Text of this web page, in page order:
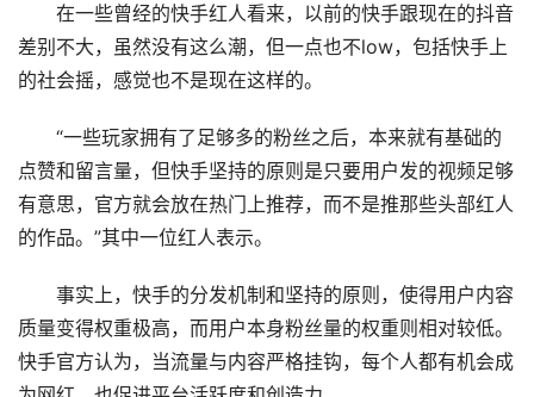
在一些曾经的快手红人看来，以前的快手跟现在的抖音
差别不大，虽然没有这么潮，但一点也不low，包括快手上
的社会摇，感觉也不是现在这样的。
“一些玩家拥有了足够多的粉丝之后，本来就有基础的
点赞和留言量，但快手坚持的原则是只要用户发的视频足够
有意思，官方就会放在热门上推荐，而不是推那些头部红人
的作品。”其中一位红人表示。
事实上，快手的分发机制和坚持的原则，使得用户内容
质量变得权重极高，而用户本身粉丝量的权重则相对较低。
快手官方认为，当流量与内容严格挂钩，每个人都有机会成